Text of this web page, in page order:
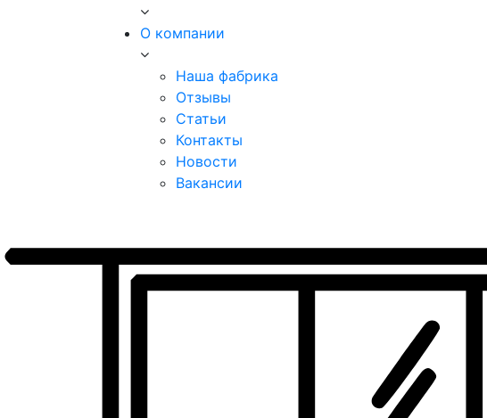
О компании
Наша фабрика
Отзывы
Статьи
Контакты
Новости
Вакансии